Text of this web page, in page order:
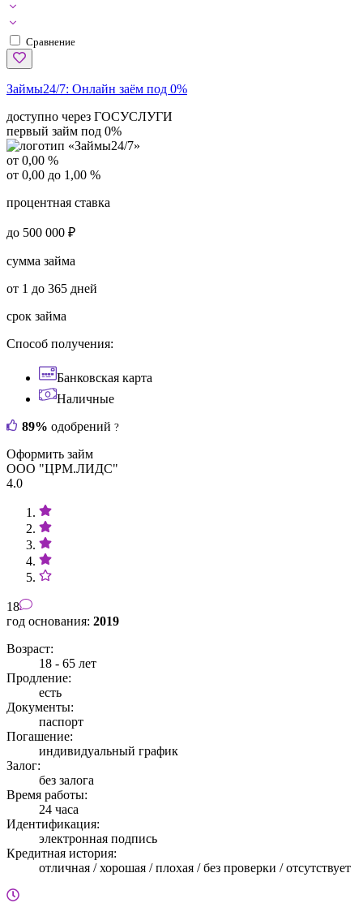
Сравнение
Займы24/7: Онлайн заём под 0%
доступно через ГОСУСЛУГИ
первый займ под 0%
от 0,00 %
от 0,00 до 1,00 %
процентная ставка
до 500 000 ₽
сумма займа
от 1 до 365 дней
срок займа
Способ получения:
Банковская карта
Наличные
89% одобрений ?
Оформить займ
ООО "ЦРМ.ЛИДС"
4.0
18
год основания: 2019
Возраст:
18 - 65 лет
Продление:
есть
Документы:
паспорт
Погашение:
индивидуальный график
Залог:
без залога
Время работы:
24 часа
Идентификация:
электронная подпись
Кредитная история:
отличная / хорошая / плохая / без проверки / отсутствует